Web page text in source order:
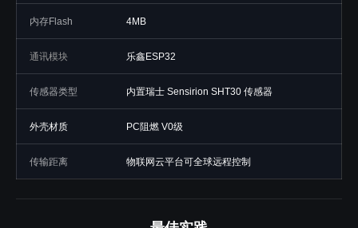
内存Flash 4MB
通讯模块 乐鑫ESP32
传感器类型 内置瑞士 Sensirion SHT30 传感器
外壳材质 PC阻燃 V0级
传输距离 物联网云平台可全球远程控制